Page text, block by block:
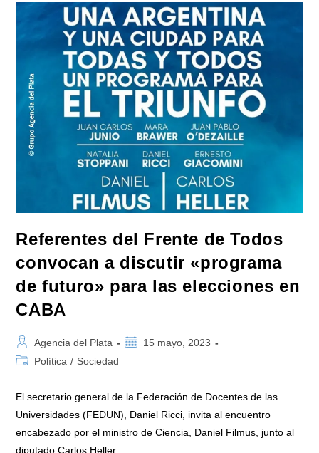
Para
Edificar
Un
Área
Dedicada
A
Ensayos
Clínicos,
Cultivos
Y
Tratamientos
Avanzados
Referentes del Frente de Todos
convocan a discutir «programa
de futuro» para las elecciones en
CABA
Autor
de
Agencia del Plata
Publicación
15 mayo, 2023
Categoría
Política / Sociedad
El secretario general de la Federación de Docentes de las
Universidades (FEDUN), Daniel Ricci, invita al encuentro
encabezado por el ministro de Ciencia, Daniel Filmus, junto al
diputado Carlos Heller…